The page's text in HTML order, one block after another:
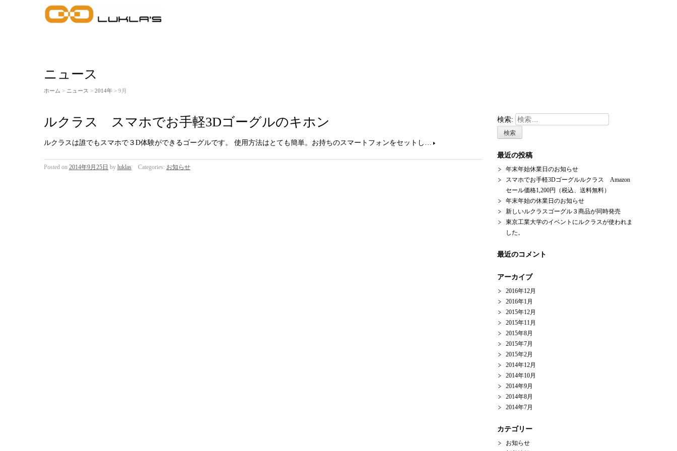
ニュース
ホーム > ニュース > 2014年 > 9月
ルクラス スマホでお手軽3Dゴーグルのキホン
ルクラスは誰でもスマホで３D体験ができるゴーグルです。 使用方法はとても簡単。お持ちのスマートフォンをセットし…
Posted on 2014年9月25日 by luklas Categories: お知らせ
検索:
最近の投稿
年末年始休業日のお知らせ
スマホでお手軽3Dゴーグルルクラス Amazon
セール価格1,200円（税込、送料無料）
年末年始の休業日のお知らせ
新しいルクラスゴーグル３商品が同時発売
東京工業大学のイベントにルクラスが使われま
した。
最近のコメント
アーカイブ
2016年12月
2016年1月
2015年12月
2015年11月
2015年8月
2015年7月
2015年2月
2014年12月
2014年10月
2014年9月
2014年8月
2014年7月
カテゴリー
お知らせ